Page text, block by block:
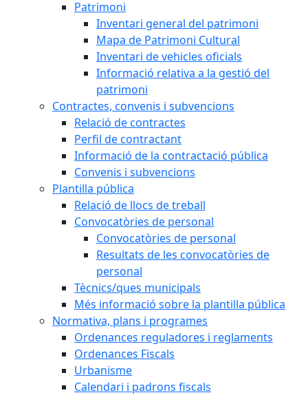
Patrimoni
Inventari general del patrimoni
Mapa de Patrimoni Cultural
Inventari de vehicles oficials
Informació relativa a la gestió del
patrimoni
Contractes, convenis i subvencions
Relació de contractes
Perfil de contractant
Informació de la contractació pública
Convenis i subvencions
Plantilla pública
Relació de llocs de treball
Convocatòries de personal
Convocatòries de personal
Resultats de les convocatòries de
personal
Tècnics/ques municipals
Més informació sobre la plantilla pública
Normativa, plans i programes
Ordenances reguladores i reglaments
Ordenances Fiscals
Urbanisme
Calendari i padrons fiscals